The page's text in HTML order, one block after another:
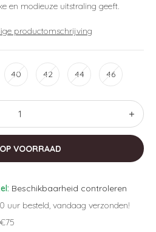
en modieuze uitstraling geeft.
productomschrijving
40 42 44 46
VOORRAAD
Beschikbaarheid controleren
uur besteld, vandaag verzonden!